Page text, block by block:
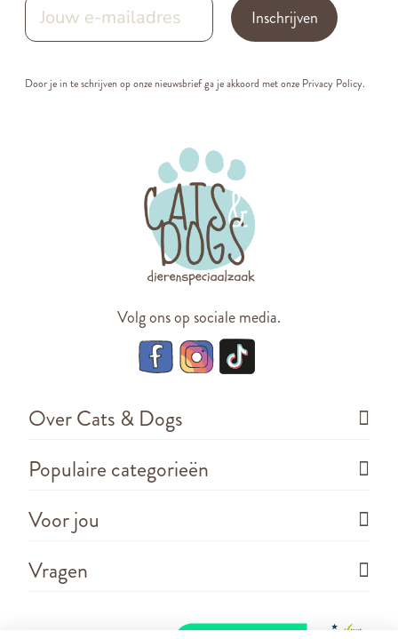
Inschrijven
Door je in te schrijven op onze nieuwsbrief ga je akkoord met onze Privacy Policy.
Volg ons op sociale media.
Over Cats & Dogs
Populaire categorieën
Voor jou
Vragen